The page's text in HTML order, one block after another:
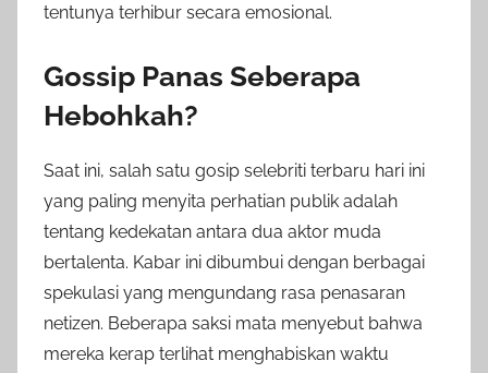
tentunya terhibur secara emosional.
Gossip Panas Seberapa
Hebohkah?
Saat ini, salah satu gosip selebriti terbaru hari ini
yang paling menyita perhatian publik adalah
tentang kedekatan antara dua aktor muda
bertalenta. Kabar ini dibumbui dengan berbagai
spekulasi yang mengundang rasa penasaran
netizen. Beberapa saksi mata menyebut bahwa
mereka kerap terlihat menghabiskan waktu